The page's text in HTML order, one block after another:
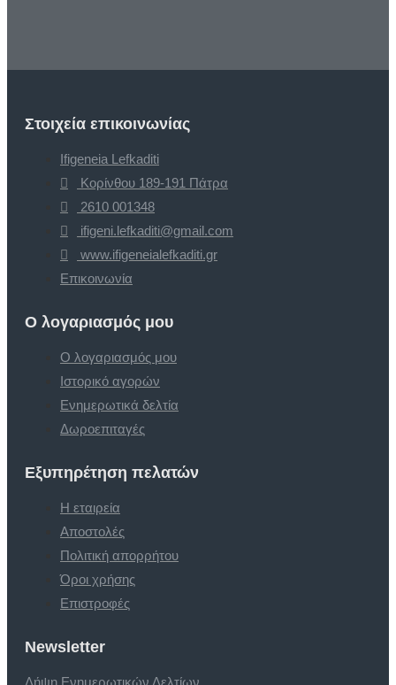
Στοιχεία επικοινωνίας
Ifigeneia Lefkaditi
Κορίνθου 189-191 Πάτρα
2610 001348
ifigeni.lefkaditi@gmail.com
www.ifigeneialefkaditi.gr
Επικοινωνία
Ο λογαριασμός μου
Ο λογαριασμός μου
Ιστορικό αγορών
Ενημερωτικά δελτία
Δωροεπιταγές
Εξυπηρέτηση πελατών
Η εταιρεία
Αποστολές
Πολιτική απορρήτου
Όροι χρήσης
Επιστροφές
Newsletter